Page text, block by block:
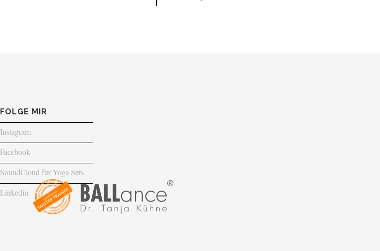
FOLGE MIR
Instagram
Facebook
SoundCloud für Yoga Sets
Linkedin